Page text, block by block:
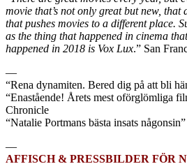
movie that’s not only great but new, that
that pushes movies to a different place.
as the thing that happened in cinema
happened in 2018 is Vox Lux.” San
—
“Rena dynamiten. Bered dig på att bli
“Enastående! Årets mest oförglömliga
Chronicle
“Natalie Portmans bästa insats
—
AFFISCH & PRESSBILDER FÖR